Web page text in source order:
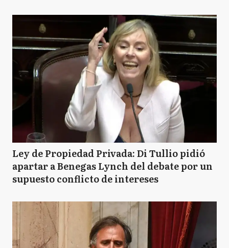
Ley de Propiedad Privada: Di Tullio pidió
apartar a Benegas Lynch del debate por un
supuesto conflicto de intereses